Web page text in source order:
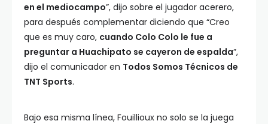
en el mediocampo”, dijo sobre el jugador acerero,
para después complementar diciendo que “Creo
que es muy caro, cuando Colo Colo le fue a
preguntar a Huachipato se cayeron de espalda”,
dijo el comunicador en Todos Somos Técnicos de
TNT Sports.
Bajo esa misma línea, Fouillioux no solo se la juega